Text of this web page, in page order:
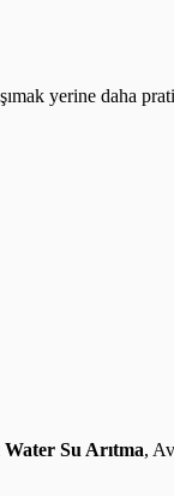
yerine daha
Water Su Arıtma,